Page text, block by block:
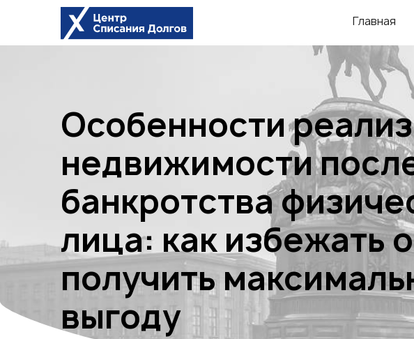
Главная
Особенности
недвижимости
банкротства
лица: как избежать
получить
выгоду